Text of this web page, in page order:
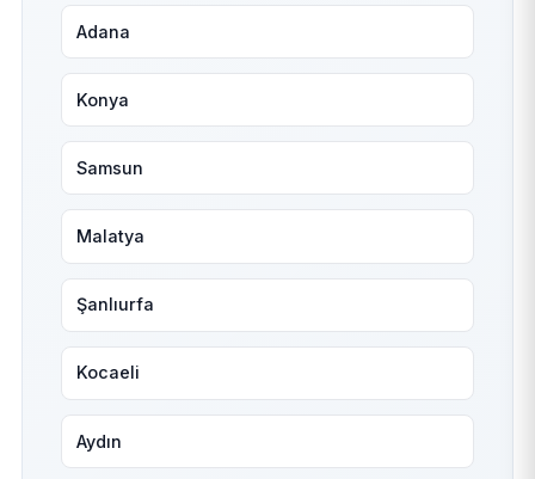
Adana
Konya
Samsun
Malatya
Şanlıurfa
Kocaeli
Aydın